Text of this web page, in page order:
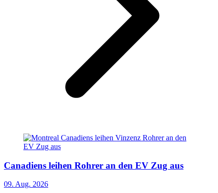
Canadiens leihen Rohrer an den EV Zug aus
09. Aug. 2026